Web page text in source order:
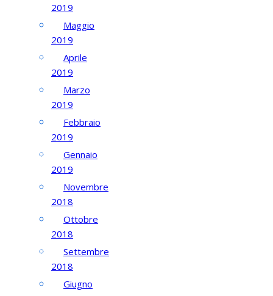
2019
Maggio
2019
Aprile
2019
Marzo
2019
Febbraio
2019
Gennaio
2019
Novembre
2018
Ottobre
2018
Settembre
2018
Giugno